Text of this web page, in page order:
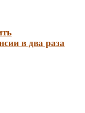
в два раза